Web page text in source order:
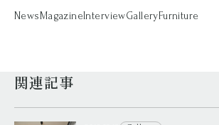
NewsMagazineInterviewGalleryFurniture
関連記事